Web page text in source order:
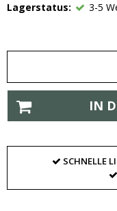
Lagerstatus:
3-5
IN
SCHNELLE